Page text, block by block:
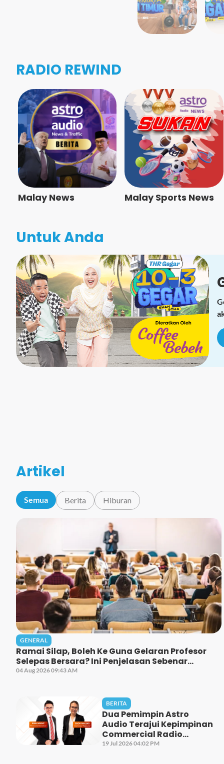
RADIO REWIND
Malay News Malay Sports News
Untuk Anda
Artikel
Semua Berita Hiburan
GENERAL
Ramai Silap, Boleh Ke Guna Gelaran Profesor
Selepas Bersara? Ini Penjelasan Sebenar...
04 Aug 2026 09:43 AM
BERITA
Dua Pemimpin Astro
Audio Terajui Kepimpinan
Commercial Radio
Malaysia Bagi Penggal
19 Jul 2026 04:02 PM